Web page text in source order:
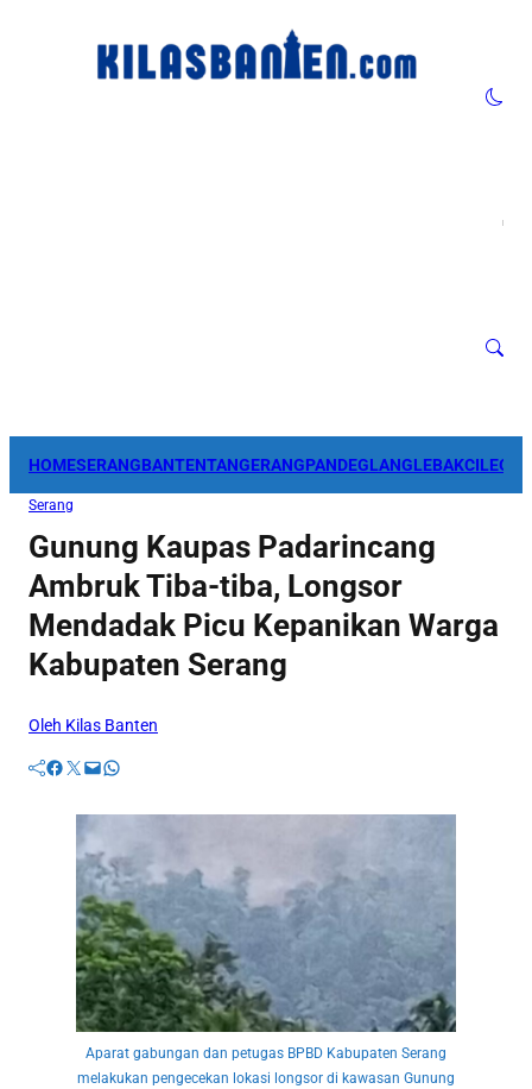
HOMESERANGBANTENTANGERANGPANDEGLANGLEBAK
Serang
Gunung Kaupas Padarincang
Ambruk Tiba-tiba, Longsor
Mendadak Picu Kepanikan Warga
Kabupaten Serang
Oleh Kilas Banten
Facebook Twitter Mail WhatsApp
Aparat gabungan dan petugas BPBD Kabupaten Serang
melakukan pengecekan lokasi longsor di kawasan Gunung